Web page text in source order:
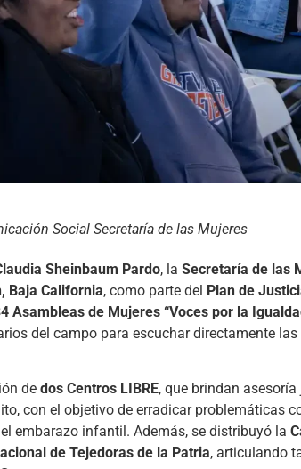
Social Secretaría de las Mujeres
Sheinbaum Pardo, la Secretaría de las
Baja California, como parte del Plan de
Asambleas de Mujeres “Voces por la
del campo para escuchar directamente
de dos Centros LIBRE, que brindan
con el objetivo de erradicar problemáticas
embarazo infantil. Además, se distribuyó la
de Tejedoras de la Patria, articulando